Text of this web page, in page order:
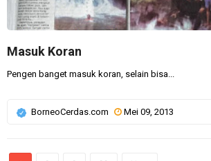
Masuk Koran
Pengen banget masuk koran, selain bisa...
BorneoCerdas.com Mei 09, 2013